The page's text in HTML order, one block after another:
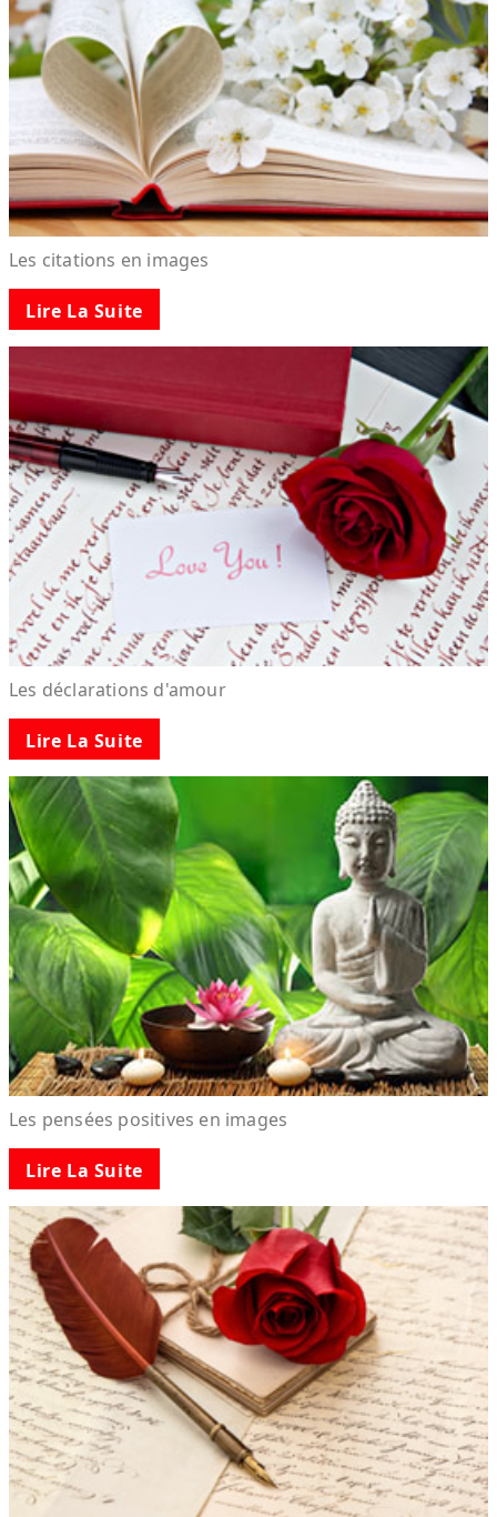
Les citations en images
Lire La Suite
Les déclarations d'amour
Lire La Suite
Les pensées positives en images
Lire La Suite